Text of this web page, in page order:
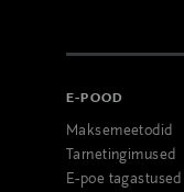
E-POOD
Maksemeetodid
Tarnetingimused
E-poe tagastused